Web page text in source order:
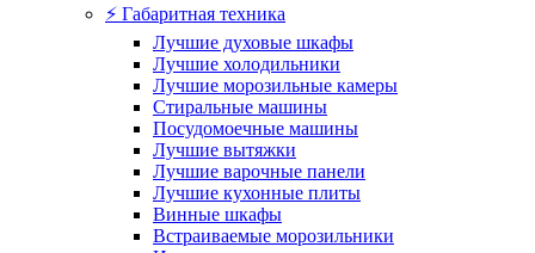
⚡ Габаритная техника
Лучшие духовые шкафы
Лучшие холодильники
Лучшие морозильные камеры
Стиральные машины
Посудомоечные машины
Лучшие вытяжки
Лучшие варочные панели
Лучшие кухонные плиты
Винные шкафы
Встраиваемые морозильники